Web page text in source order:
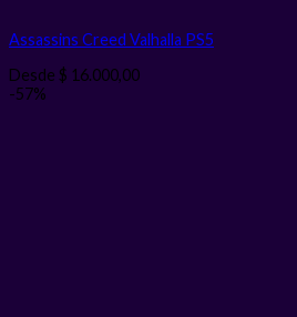
Assassins Creed Valhalla PS5
Desde $ 16.000,00
-57%